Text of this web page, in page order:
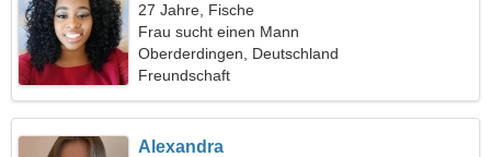
27 Jahre, Fische
Frau sucht einen Mann
Oberderdingen, Deutschland
Freundschaft
Alexandra